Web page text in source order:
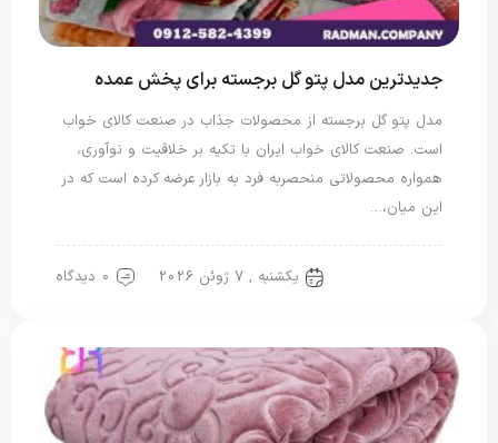
جدیدترین مدل پتو گل برجسته برای پخش عمده
مدل پتو گل برجسته از محصولات جذاب در صنعت کالای خواب
است. صنعت کالای خواب ایران با تکیه بر خلاقیت و نوآوری،
همواره محصولاتی منحصربه فرد به بازار عرضه کرده است که در
این میان،…
یکشنبه , 7 ژوئن 2026 0 دیدگاه